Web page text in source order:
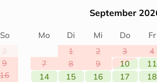
So
2
9
16
September
Mo Di Mi Do Fr
1
2 3 4
7
8 9 10 11
14
15 16 17 18